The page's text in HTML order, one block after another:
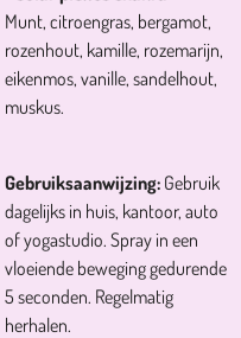
Munt, citroengras, bergamot,
rozenhout, kamille, rozemarijn,
eikenmos, vanille, sandelhout,
muskus.
Gebruiksaanwijzing: Gebruik
dagelijks in huis, kantoor, auto
of yogastudio. Spray in een
vloeiende beweging gedurende
5 seconden. Regelmatig
herhalen.